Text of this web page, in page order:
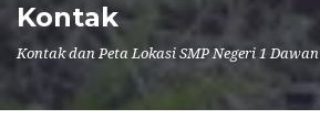
Kontak
Kontak dan Peta Lokasi SMP Negeri 1 Dawan